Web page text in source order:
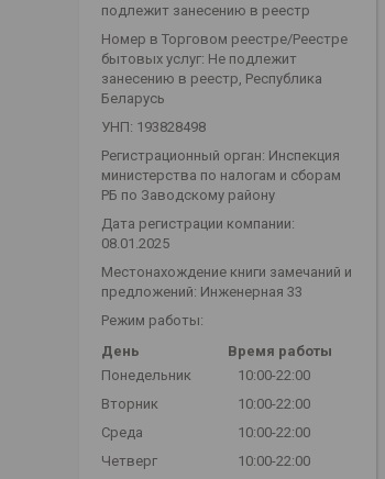
подлежит занесению в реестр
Номер в Торговом реестре/Реестре
бытовых услуг: Не подлежит
занесению в реестр, Республика
Беларусь
УНП: 193828498
Регистрационный орган: Инспекция
министерства по налогам и сборам
РБ по Заводскому району
Дата регистрации компании:
08.01.2025
Местонахождение книги замечаний и
предложений: Инженерная 33
Режим работы:
День
Время работы
Понедельник
10:00-22:00
Вторник
10:00-22:00
Среда
10:00-22:00
Четверг
10:00-22:00